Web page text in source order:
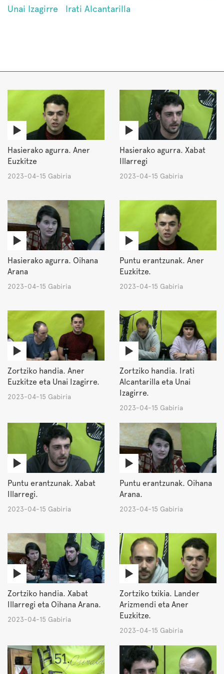
Unai Izagirre Irati Alcantarilla
Hasierako agurra. Aner
Euzkitze
2023-04-15 Gabiria
Hasierako agurra. Xabat
Illarregi
2023-04-15 Gabiria
Hasierako agurra. Oihana
Arana
2023-04-15 Gabiria
Puntu erantzunak. Aner
Euzkitze.
2023-04-15 Gabiria
Zortziko handia. Aner
Euzkitze eta Unai Izagirre.
2023-04-15 Gabiria
Zortziko handia. Irati
Alcantarilla eta Unai
Izagirre.
2023-04-15 Gabiria
Puntu erantzunak. Xabat
Illarregi.
2023-04-15 Gabiria
Puntu erantzunak. Oihana
Arana.
2023-04-15 Gabiria
Zortziko handia. Xabat
Illarregi eta Oihana Arana.
2023-04-15 Gabiria
Zortziko txikia. Lander
Arizmendi eta Aner
Euzkitze.
2023-04-15 Gabiria